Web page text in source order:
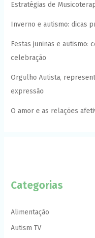
Estratégias de
Inverno e autismo: dicas
Festas juninas e autismo:
celebração
Orgulho Autista,
expressão
O amor e as relações
Categorias
Alimentação
Autism TV